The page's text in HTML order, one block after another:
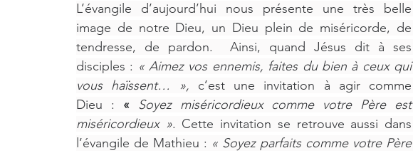
L’évangile d’aujourd’hui nous présente une très belle
image de notre Dieu, un Dieu plein de miséricorde, de
tendresse, de pardon.  Ainsi, quand Jésus dit à ses
disciples : « Aimez vos ennemis, faites du bien à ceux qui
vous haïssent… », c’est une invitation à agir comme
Dieu : « Soyez miséricordieux comme votre Père est
miséricordieux ». Cette invitation se retrouve aussi dans
l’évangile de Mathieu : « Soyez parfaits comme votre Père